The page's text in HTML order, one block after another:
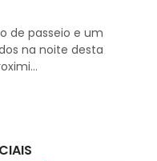
de passeio e um
na noite desta